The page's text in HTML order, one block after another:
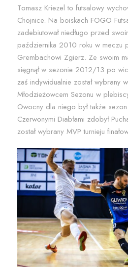
Tomasz Kriezel to futsalowy
Chojnice. Na boiskach FOGO
zadebiutował niedługo przed
października 2010 roku w meczu
Grembachowi Zgierz. Ze swoim
sięgnął w sezonie 2012/13 po
zaś indywidualnie został wybrany
Młodzieżowcem Sezonu w
Owocny dla niego był także
Czerwonymi Diabłami zdobył
został wybrany MVP turnieju